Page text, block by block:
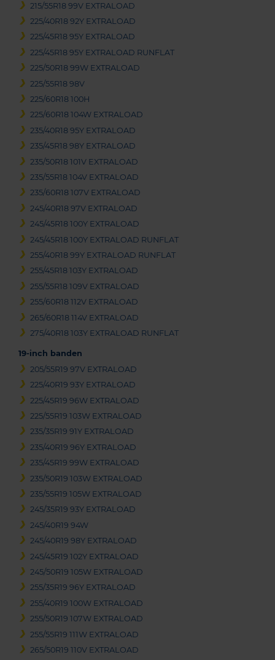
215/55R18 99V EXTRALOAD
225/40R18 92Y EXTRALOAD
225/45R18 95Y EXTRALOAD
225/45R18 95Y EXTRALOAD RUNFLAT
225/50R18 99W EXTRALOAD
225/55R18 98V
225/60R18 100H
225/60R18 104W EXTRALOAD
235/40R18 95Y EXTRALOAD
235/45R18 98Y EXTRALOAD
235/50R18 101V EXTRALOAD
235/55R18 104V EXTRALOAD
235/60R18 107V EXTRALOAD
245/40R18 97V EXTRALOAD
245/45R18 100Y EXTRALOAD
245/45R18 100Y EXTRALOAD RUNFLAT
255/40R18 99Y EXTRALOAD RUNFLAT
255/45R18 103Y EXTRALOAD
255/55R18 109V EXTRALOAD
255/60R18 112V EXTRALOAD
265/60R18 114V EXTRALOAD
275/40R18 103Y EXTRALOAD RUNFLAT
19-inch banden
205/55R19 97V EXTRALOAD
225/40R19 93Y EXTRALOAD
225/45R19 96W EXTRALOAD
225/55R19 103W EXTRALOAD
235/35R19 91Y EXTRALOAD
235/40R19 96Y EXTRALOAD
235/45R19 99W EXTRALOAD
235/50R19 103W EXTRALOAD
235/55R19 105W EXTRALOAD
245/35R19 93Y EXTRALOAD
245/40R19 94W
245/40R19 98Y EXTRALOAD
245/45R19 102Y EXTRALOAD
245/50R19 105W EXTRALOAD
255/35R19 96Y EXTRALOAD
255/40R19 100W EXTRALOAD
255/50R19 107W EXTRALOAD
255/55R19 111W EXTRALOAD
265/50R19 110V EXTRALOAD